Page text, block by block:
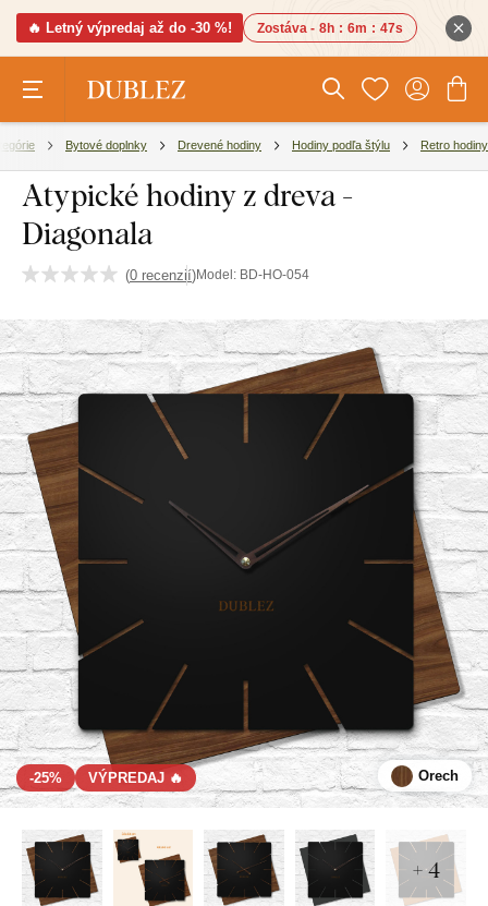
🔥 Letný výpredaj až do -30 %! Zostáva - 8h : 6m : 47s
Bytové doplnky Drevené hodiny Hodiny podľa štýlu Retro hodiny
Atypické hodiny z dreva -
Diagonala
(0 recenzií)Model: BD-HO-054
-25% VÝPREDAJ 🔥 Orech
+ 4